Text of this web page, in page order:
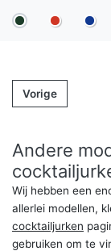
Vorige
Andere
Wij hebben een
allerlei modellen,
cocktailjurken
gebruiken om te